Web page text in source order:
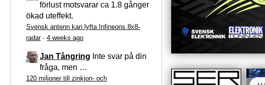
förlust motsvarar ca 1.8 gånger
ökad uteffekt.
Svensk antenn kan lyfta Infineons 8x8-
radar· 4 weeks ago
Jan Tångring Inte svar på din
fråga, men …
120 miljoner till zinkjon- och